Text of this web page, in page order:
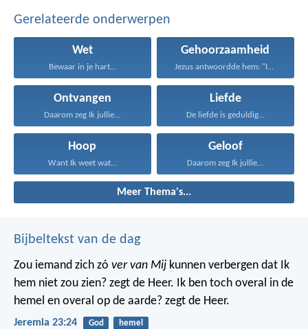
Gerelateerde onderwerpen
Wet
Bewaar in je hart...
Gehoorzaamheid
Jezus antwoordde hem: "Iemand...
Ontvangen
Daarom zeg Ik jullie...
Liefde
De liefde is geduldig...
Hoop
Want Ik weet wat...
Geloof
Daarom zeg Ik jullie...
Meer Thema's...
Bijbeltekst van de dag
Zou iemand zich zó ver van Mij kunnen verbergen dat Ik
hem niet zou zien? zegt de Heer. Ik ben toch overal in de
hemel en overal op de aarde? zegt de Heer.
Jeremia 23:24 God hemel